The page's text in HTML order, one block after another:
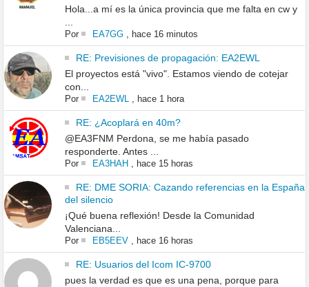
Hola...a mí es la única provincia que me falta en cw y
...
Por EA7GG, hace 16 minutos
RE: Previsiones de propagación: EA2EWL
El proyectos está "vivo". Estamos viendo de cotejar
con...
Por EA2EWL, hace 1 hora
RE: ¿Acoplará en 40m?
@EA3FNM Perdona, se me había pasado
responderte. Antes ...
Por EA3HAH , hace 15 horas
RE: DME SORIA: Cazando referencias en la España
del silencio
¡Qué buena reflexión! Desde la Comunidad
Valenciana...
Por EB5EEV, hace 16 horas
RE: Usuarios del Icom IC-9700
pues la verdad es que es una pena, porque para